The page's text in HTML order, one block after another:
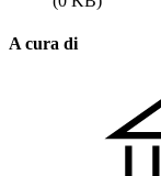
A cura di